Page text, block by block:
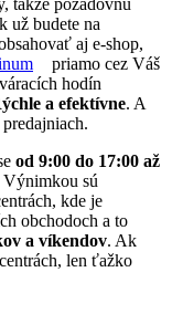
už budete na
aj e-shop,
priamo cez Váš
hodín
a efektívne. A
od 9:00 do 17:00 až
Výnimkou sú
kde je
obchodoch a to
a víkendov. Ak
len ťažko